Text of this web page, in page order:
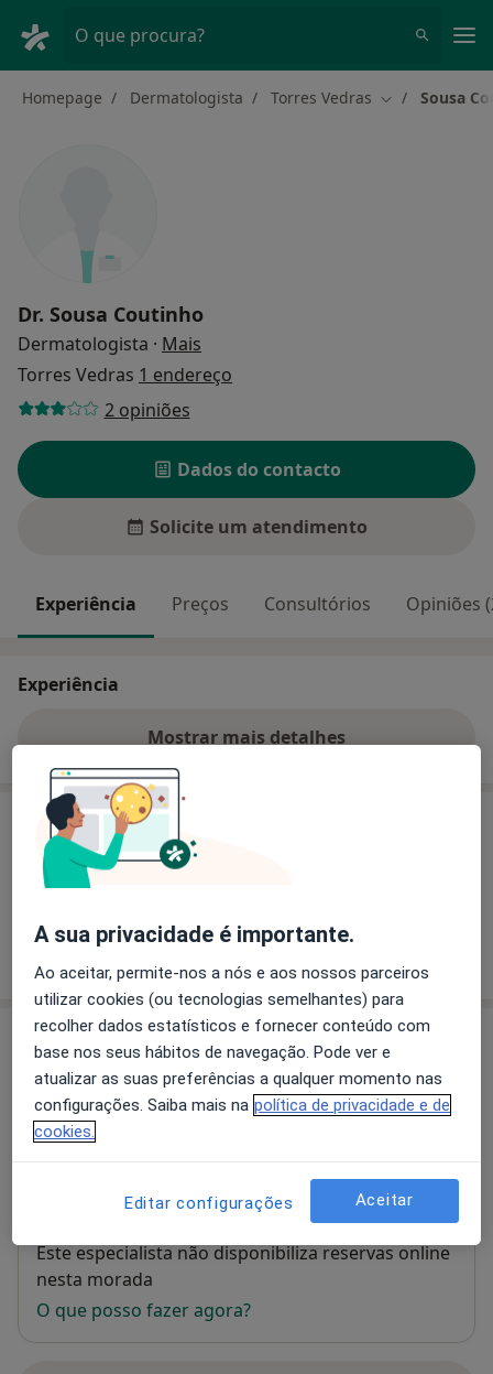
O que procura?
Homepage Dermatologista Torres Vedras Mudar de
Sousa
Dr. Sousa Coutinho
Dermatologista · Mais
Torres Vedras 1 endereço
2 opiniões
Dados do contacto
Solicite um atendimento
Experiência Preços Consultórios Opiniões
Experiência
Mostrar mais detalhes
sobre a experiência
Preços
Sem informação sobre serviços e preços
informação sobre serviços
Consultório
Clínica Cuf Torres Vedras
Rua João Carlos Júnior, 5,, Torres Vedras2560-253
Ampliar o mapa
abre num novo separador
Disponibilidade
Este especialista não disponibiliza reservas online
nesta morada
O que posso fazer agora?
A sua privacidade é importante.
Ao aceitar, permite-nos a nós e aos nossos parceiros
utilizar cookies (ou tecnologias semelhantes) para
recolher dados estatísticos e fornecer conteúdo com
base nos seus hábitos de navegação. Pode ver e
atualizar as suas preferências a qualquer momento nas
configurações. Saiba mais na política de privacidade e de
cookies.
Editar configurações Aceitar